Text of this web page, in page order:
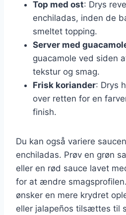
Top med ost: Drys
enchiladas, inden de
smeltet topping.
Server med
guacamole ved siden
tekstur og smag.
Frisk koriander: Drys
over retten for en
finish.
Du kan også variere
enchiladas. Prøv en grøn
eller en rød sauce lavet
for at ændre
ønsker en mere krydret
eller jalapeños tilsættes til